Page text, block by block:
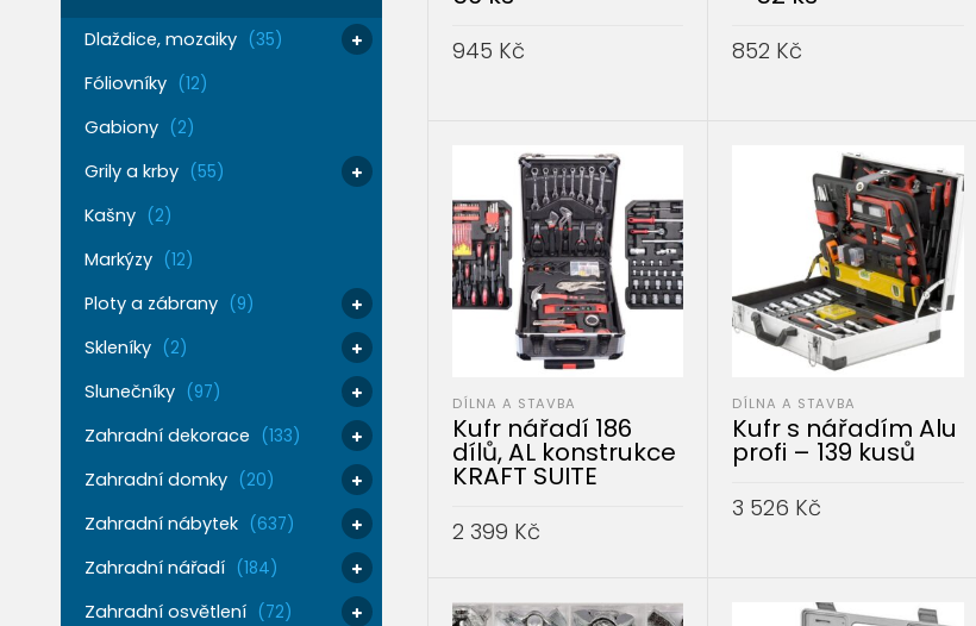
Dlaždice, mozaiky (35)
Fóliovníky (12)
Gabiony (2)
Grily a krby (55)
Kašny (2)
Markýzy (12)
Ploty a zábrany (9)
Skleníky (2)
Slunečníky (97)
Zahradní dekorace (133)
Zahradní domky (20)
Zahradní nábytek (637)
Zahradní nářadí (184)
Zahradní osvětlení (72)
945 Kč 852 Kč
DÍLNA A STAVBA
Kufr nářadí 186
dílů, AL konstrukce
KRAFT SUITE
2 399 Kč
DÍLNA A STAVBA
Kufr s nářadím Alu
profi – 139 kusů
3 526 Kč